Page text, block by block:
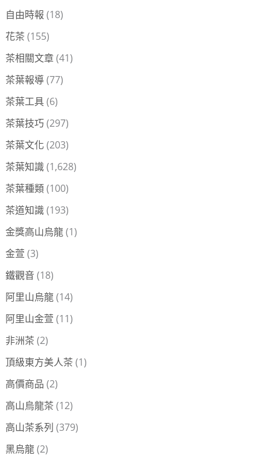
自由時報 (18)
花茶 (155)
茶相關文章(41)
茶葉報導(77)
茶葉工具(6)
茶葉技巧(297)
茶葉文化 (203)
茶葉知識(1,628)
茶葉種類(100)
茶道知識(193)
金獎高山烏龍(1)
金萱 (3)
鐵觀音 (18)
阿里山烏龍(14)
阿里山金萱 (11)
非洲茶 (2)
頂級東方美人茶 (1)
高價商品 (2)
高山烏龍茶 (12)
高山茶系列 (379)
黑烏龍(2)